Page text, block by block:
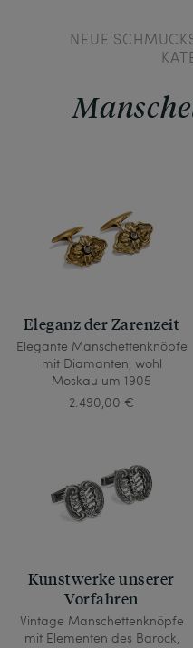
NEUE
Eleganz der Zarenzeit
Elegante Manschettenknöpfe
mit Diamanten, wohl
Moskau um 1905
2.490,00 €
Kunstwerke unserer
Vorfahren
Vintage Manschettenknöpfe
mit Elementen des Barock,